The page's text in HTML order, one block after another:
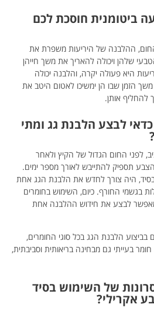
ביטומנית חוסכת לכם
ההלבנה של היריעות משפרת את
שלהן ויכולה להאריך את משך חייהן
היא פעולה יקרה, והלבנה יכולה
הזמן שבו הן ימשיכו לאטום היטב את
להחליף אותן.
לבצע הלבנת גג ומתי
לפני החום הגדול של הקיץ ולאחר
תספיק להתייבש לאורך מספר ימים.
היה צורך לחדש את הלבנת הגג אחת
בגשמי החורף. כיום, השימוש בחומרים
מאפשר לבצע את חידוש ההלבנה אחת
בביצוע הלבנת הגג בכל סוגי החומרים,
בעייתי גם מבחינה בריאותית וסביבתית,
של השימוש בסיד
אקרילי?